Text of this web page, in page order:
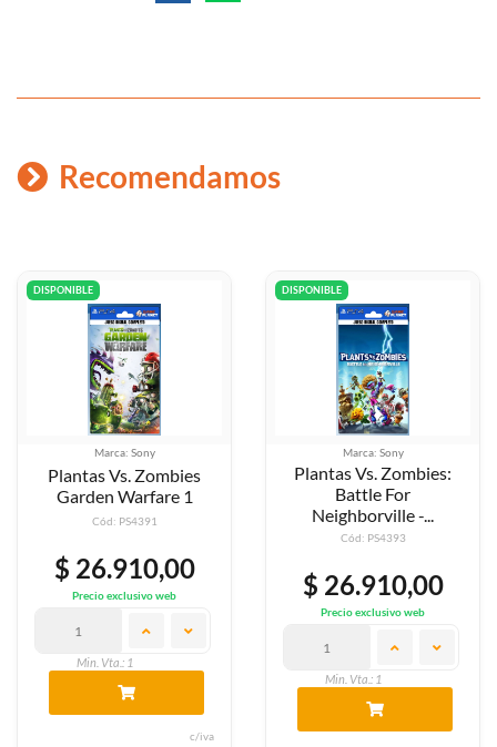
Recomendamos
DISPONIBLE
Marca: Sony
Plantas Vs. Zombies
Garden Warfare 1
Cód: PS4391
$ 26.910,00
Precio exclusivo web
Min. Vta.: 1
c/iva
DISPONIBLE
Marca: Sony
Plantas Vs. Zombies:
Battle For
Neighborville -...
Cód: PS4393
$ 26.910,00
Precio exclusivo web
Min. Vta.: 1